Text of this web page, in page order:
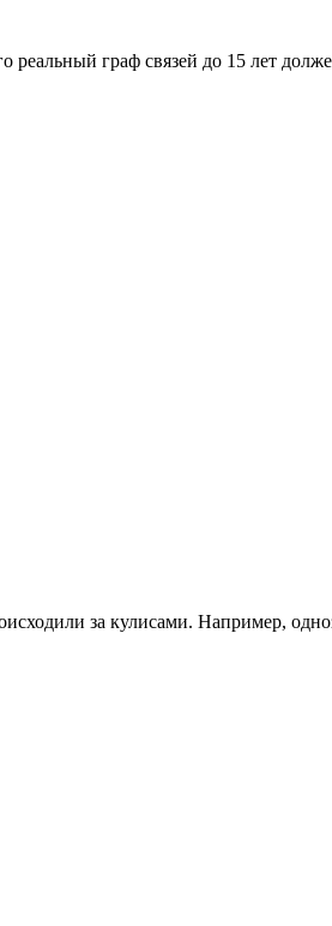
граф связей до 15 лет
за кулисами. Например,